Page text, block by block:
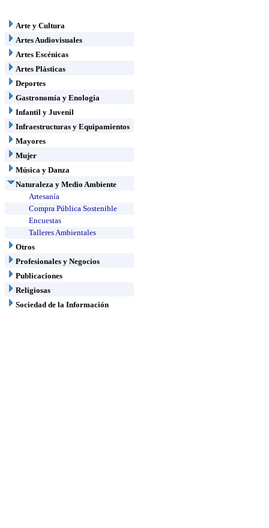
Arte y Cultura
Artes Audiovisuales
Artes Escénicas
Artes Plásticas
Deportes
Gastronomía y Enología
Infantil y Juvenil
Infraestructuras y Equipamientos
Mayores
Mujer
Música y Danza
Naturaleza y Medio Ambiente
Artesanía
Compra Pública Sostenible
Encuestas
Talleres Ambientales
Otros
Profesionales y Negocios
Publicaciones
Religiosas
Sociedad de la Información